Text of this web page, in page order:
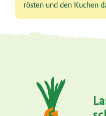
rösten und den Kuchen